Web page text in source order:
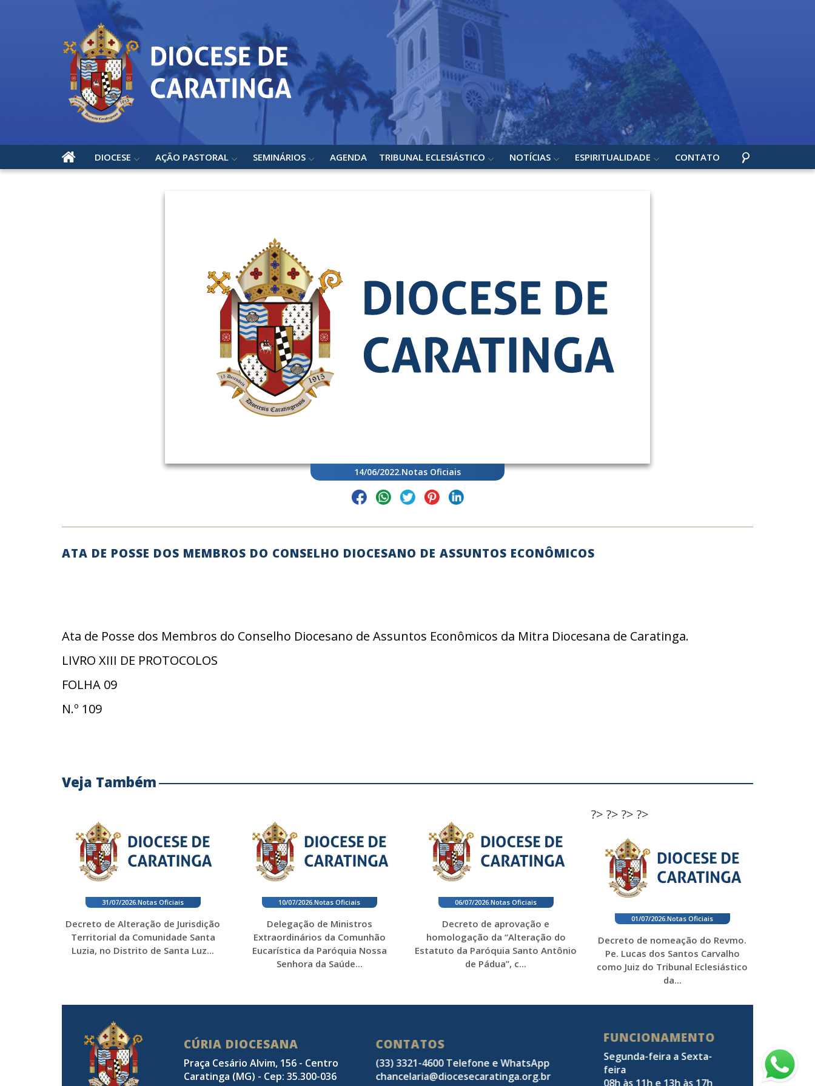
DIOCESE AÇÃO PASTORAL SEMINÁRIOS AGENDA TRIBUNAL ECLESIÁSTICO NOTÍCIAS ESPIRITUALIDADE CONTATO
14/06/2022.Notas Oficiais
ATA DE POSSE DOS MEMBROS DO CONSELHO DIOCESANO DE ASSUNTOS ECONÔMICOS
Ata de Posse dos Membros do Conselho Diocesano de Assuntos Econômicos da Mitra Diocesana de Caratinga.
LIVRO XIII DE PROTOCOLOS
FOLHA 09
N.º 109
Veja Também
?>
31/07/2026.Notas Oficiais
Decreto de Alteração de Jurisdição
Territorial da Comunidade Santa
Luzia, no Distrito de Santa Luz...
?>
10/07/2026.Notas Oficiais
Delegação de Ministros
Extraordinários da Comunhão
Eucarística da Paróquia Nossa
Senhora da Saúde...
?>
06/07/2026.Notas Oficiais
Decreto de aprovação e
homologação da “Alteração do
Estatuto da Paróquia Santo Antônio
de Pádua”, c...
?>
01/07/2026.Notas Oficiais
Decreto de nomeação do Revmo.
Pe. Lucas dos Santos Carvalho
como Juiz do Tribunal Eclesiástico
da...
CÚRIA DIOCESANA
Praça Cesário Alvim, 156 - Centro
Caratinga (MG) - Cep: 35.300-036
CONTATOS
(33) 3321-4600 Telefone e WhatsApp
chancelaria@diocesecaratinga.org.br
FUNCIONAMENTO
Segunda-feira a Sexta-
feira
08h às 11h e 13h às 17h